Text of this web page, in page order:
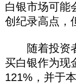
白银市场可能
创纪录高点，
随着投资者
买白银作为现
121%，并于